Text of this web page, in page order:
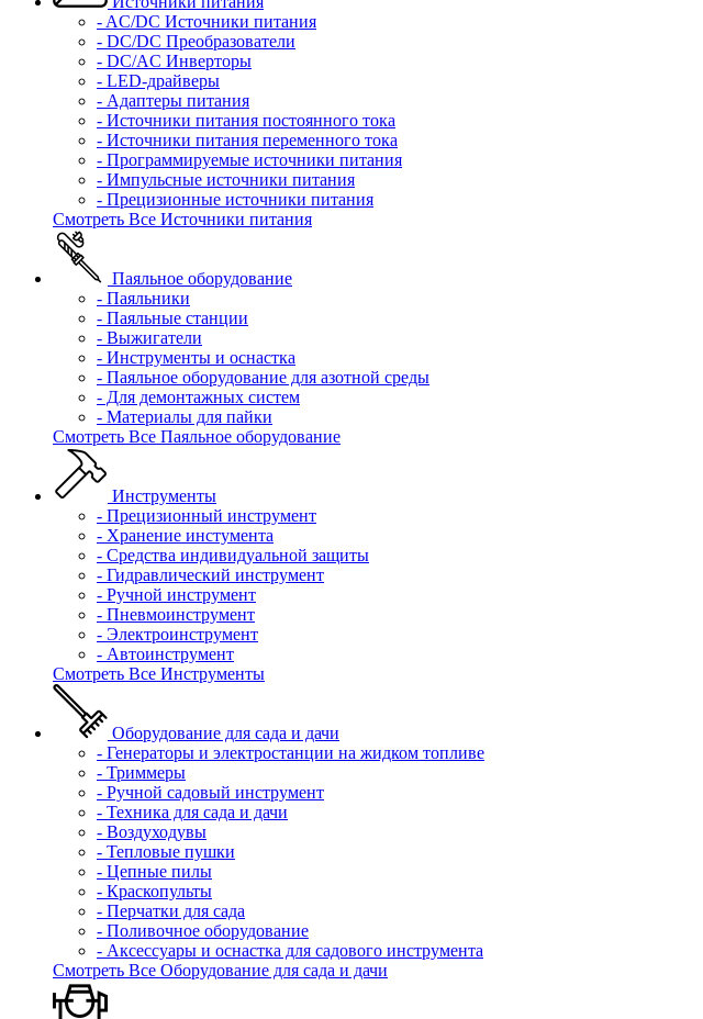
- AC/DC Источники питания
- DC/DC Преобразователи
- DC/AC Инверторы
- LED-драйверы
- Адаптеры питания
- Источники питания постоянного тока
- Источники питания переменного тока
- Программируемые источники питания
- Импульсные источники питания
- Прецизионные источники питания
Смотреть Все Источники питания
Паяльное оборудование
- Паяльники
- Паяльные станции
- Выжигатели
- Инструменты и оснастка
- Паяльное оборудование для азотной среды
- Для демонтажных систем
- Материалы для пайки
Смотреть Все Паяльное оборудование
Инструменты
- Прецизионный инструмент
- Хранение инстумента
- Средства индивидуальной защиты
- Гидравлический инструмент
- Ручной инструмент
- Пневмоинструмент
- Электроинструмент
- Автоинструмент
Смотреть Все Инструменты
Оборудование для сада и дачи
- Генераторы и электростанции на жидком топливе
- Триммеры
- Ручной садовый инструмент
- Техника для сада и дачи
- Воздуходувы
- Тепловые пушки
- Цепные пилы
- Краскопульты
- Перчатки для сада
- Поливочное оборудование
- Аксессуары и оснастка для садового инструмента
Смотреть Все Оборудование для сада и дачи